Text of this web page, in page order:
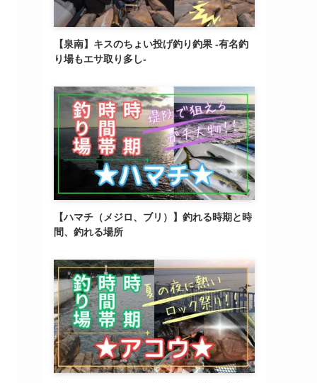
【泉南】キスのちょい投げ釣り釣果 -有名釣
り場もエサ取り多し-
【ハマチ（メジロ、ブリ）】釣れる時期と時
間、釣れる場所